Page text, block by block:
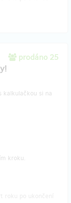
prodáno 25
kalkulačkou si na
kroku.